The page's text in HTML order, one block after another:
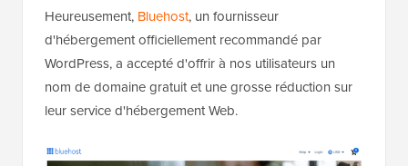
Heureusement, Bluehost, un fournisseur
d'hébergement officiellement recommandé par
WordPress, a accepté d'offrir à nos utilisateurs un
nom de domaine gratuit et une grosse réduction sur
leur service d'hébergement Web.